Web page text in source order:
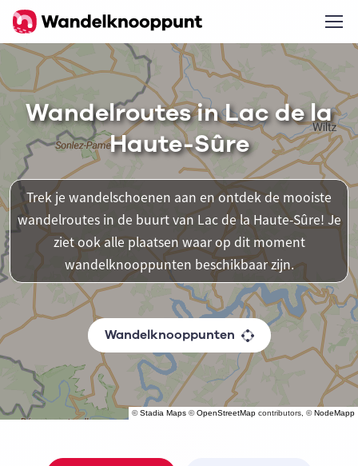
©Stadia Maps ©OpenStreetMap contributors, ©NodeMapp
Wandelroutes in Lac de la
Haute-Sûre
Trek je wandelschoenen aan en ontdek de mooiste
wandelroutes in de buurt van Lac de la Haute-Sûre! Je
ziet ook alle plaatsen waar op dit moment
wandelknooppunten beschikbaar zijn.
Wandelknooppunten